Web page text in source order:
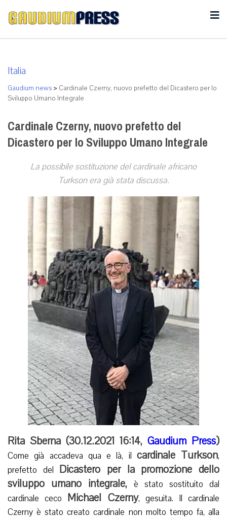
Italia
Gaudium news > Cardinale Czerny, nuovo prefetto del Dicastero per lo
Sviluppo Umano Integrale
Cardinale Czerny, nuovo prefetto del
Dicastero per lo Sviluppo Umano Integrale
La possibile sostituzione del cardinale africano
Turkson era già stata discussa.
Rita Sberna (30.12.2021 16:14, Gaudium Press)
Come già accadeva qua e là, il cardinale Turkson,
prefetto del Dicastero per la promozione dello
sviluppo umano integrale, è stato sostituito dal
cardinale ceco Michael Czerny, gesuita. Il cardinale
Czerny è stato creato cardinale non molto tempo fa, alla